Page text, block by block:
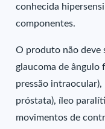
conhecida
componentes.
O produto não deve
glaucoma de ângulo
pressão
próstata), íleo
movimentos de